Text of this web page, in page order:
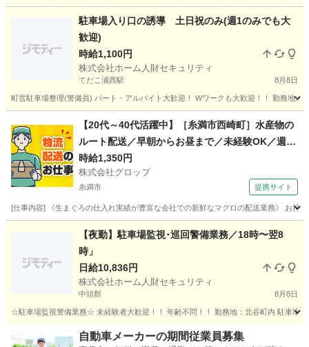
その他 シニア
駐車場入り口の誘導 土日祝のみ(週1のみでも大
歓迎)
時給1,100円
株式会社ホーム人財セキュリティ
てだこ浦西駅 8月8日
町営駐車場整理(警備員) パート・アルバイト大歓迎！ Wワークも大歓迎！！ 勤務地
てだこ浦西駅 その他
【20代～40代活躍中】［糸満市西崎町］水産物の
ルート配送／早朝からお昼まで／未経験OK／週休
2日／時給1,350円＋ガソリン代／正社員登用前提
時給1,350円
株式会社グロップ
糸満市 提携サイト
[仕事内容] 《生まぐろの仕入れ実績が豊富な会社での新鮮なマグロの配送業務》 お持
ドライバー
【夜勤】駐車場監視･巡回警備業務／18時〜翌8
時」
日給10,836円
株式会社ホーム人財セキュリティ
中頭郡 8月8日
☆駐車場監視警備業務☆ 未経験者大歓迎！！ 年齢不問！！ 勤務地：北谷町内 駐車
その他
自動車メーカーの期間従業員募集